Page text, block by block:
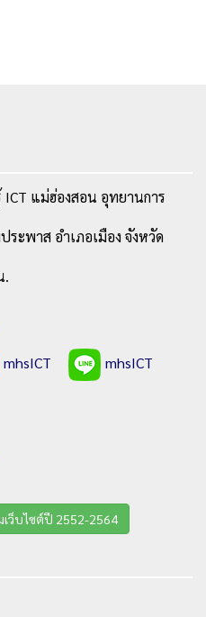
แม่ฮ่องสอน อุทยานการ
ะพาส อำเภอเมือง จังหวัด
.
mhsICT mhsICT
เว็บไซต์ปี 2552-2564